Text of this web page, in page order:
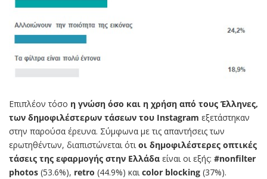
Επιπλέον τόσο η γνώση όσο και η χρήση από τους Έλληνες,
των δημοφιλέστερων τάσεων του Instagram εξετάστηκαν
στην παρούσα έρευνα. Σύμφωνα με τις απαντήσεις των
ερωτηθέντων, διαπιστώνεται ότιοι δημοφιλέστερες οπτικές
τάσεις της εφαρμογής στην Ελλάδα είναι οι εξής: #nonfilter
photos (53.6%), retro (44.9%) καιcolor blocking (37%).